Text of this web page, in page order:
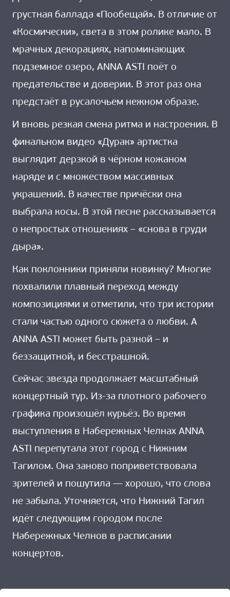
грустная баллада «Пообещай». В отличие от
«Космически», света в этом ролике мало. В
мрачных декорациях, напоминающих
подземное озеро, ANNA ASTI поёт о
предательстве и доверии. В этот раз она
предстаёт в русалочьем нежном образе.
И вновь резкая смена ритма и настроения. В
финальном видео «Дурак» артистка
выглядит дерзкой в чёрном кожаном
наряде и с множеством массивных
украшений. В качестве причёски она
выбрала косы. В этой песне рассказывается
о непростых отношениях – «снова в груди
дыра».
Как поклонники приняли новинку? Многие
похвалили плавный переход между
композициями и отметили, что три истории
стали частью одного сюжета о любви. А
ANNA ASTI может быть разной – и
беззащитной, и бесстрашной.
Сейчас звезда продолжает масштабный
концертный тур. Из-за плотного рабочего
графика произошёл курьёз. Во время
выступления в Набережных Челнах ANNA
ASTI перепутала этот город с Нижним
Тагилом. Она заново поприветствовала
зрителей и пошутила — хорошо, что слова
не забыла. Уточняется, что Нижний Тагил
идёт следующим городом после
Набережных Челнов в расписании
концертов.